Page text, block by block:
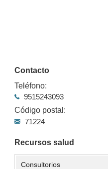
Contacto
Teléfono:
9515243093
Código postal:
71224
Recursos salud
Consultorios